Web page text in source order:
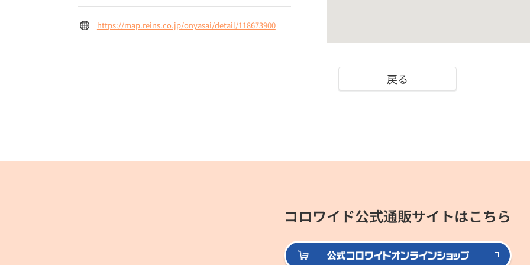
https://map.reins.co.jp/onyasai/detail/118673900
戻る
コロワイド公式通販サイトはこちら
公式